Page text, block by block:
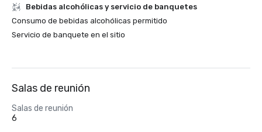
Bebidas alcohólicas y servicio de banquetes
Consumo de bebidas alcohólicas permitido
Servicio de banquete en el sitio
Salas de reunión
Salas de reunión
6